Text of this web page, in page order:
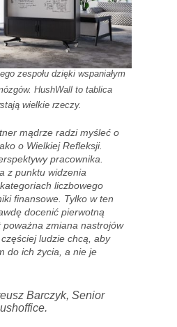
zespołu dzięki wspaniałym
HushWall to tablica
wielkie rzeczy.
mądrze radzi myśleć o
o Wielkiej Refleksji.
pracownika.
z punktu widzenia
liczbowego
finansowe. Tylko w ten
docenić pierwotną
zmiana nastrojów
ludzie chcą, aby
do ich życia, a nie je
Barczyk, Senior